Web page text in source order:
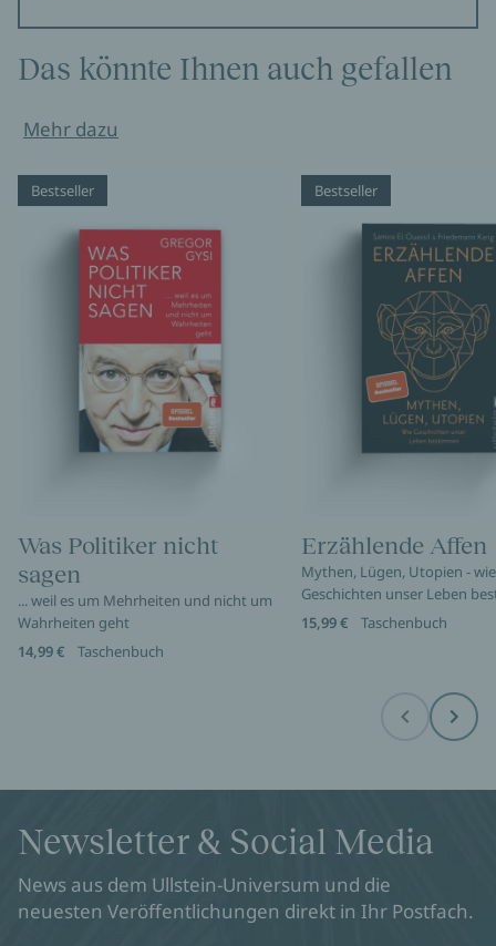
Das könnte Ihnen auch gefallen
Mehr dazu
Bestseller
Was Politiker nicht
sagen
... weil es um Mehrheiten und nicht um
Wahrheiten geht
14,99 €
Taschenbuch
Bestseller
Erzählende Affen
Mythen, Lügen, Utopien - wie
Geschichten unser Leben
15,99 €
Taschenbuch
Before Next
Newsletter & Social Media
News aus dem Ullstein-Universum und die
neuesten Veröffentlichungen direkt in Ihr Postfach.